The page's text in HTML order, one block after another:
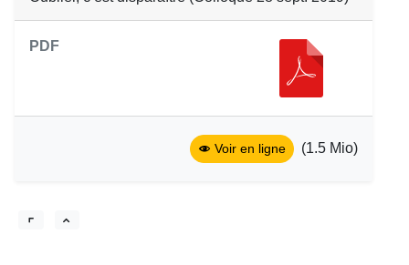
PDF
Voir en ligne (1.5 Mio)